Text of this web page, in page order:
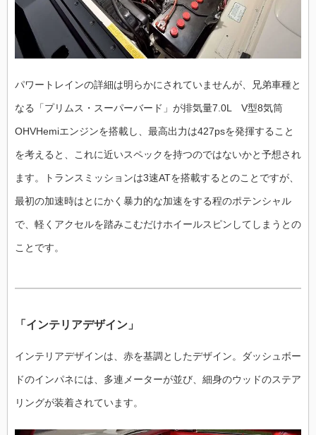
パワートレインの詳細は明らかにされていませんが、兄弟車種と
なる「プリムス・スーパーバード」が排気量7.0L V型8気筒
OHVHemiエンジンを搭載し、最高出力は427psを発揮すること
を考えると、これに近いスペックを持つのではないかと予想され
ます。トランスミッションは3速ATを搭載するとのことですが、
最初の加速時はとにかく暴力的な加速をする程のポテンシャル
で、軽くアクセルを踏みこむだけホイールスピンしてしまうとの
ことです。
「インテリアデザイン」
インテリアデザインは、赤を基調としたデザイン。ダッシュボー
ドのインパネには、多連メーターが並び、細身のウッドのステア
リングが装着されています。